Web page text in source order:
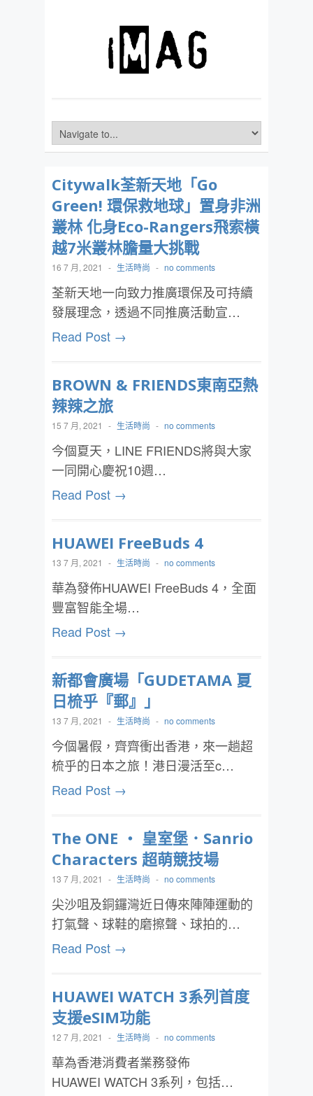
Citywalk荃新天地「Go
Green! 環保救地球」置身非洲
叢林 化身Eco-Rangers飛索橫
越7米叢林膽量大挑戰
16 7 月, 2021 - 生活時尚 - no comments
荃新天地一向致力推廣環保及可持續
發展理念，透過不同推廣活動宣…
Read Post →
BROWN & FRIENDS東南亞熱
辣辣之旅
15 7 月, 2021 - 生活時尚 - no comments
今個夏天，LINE FRIENDS將與大家
一同開心慶祝10週…
Read Post →
HUAWEI FreeBuds 4
13 7 月, 2021 - 生活時尚 - no comments
華為發佈HUAWEI FreeBuds 4，全面
豐富智能全場…
Read Post →
新都會廣場「GUDETAMA 夏
日梳乎『郵』」
13 7 月, 2021 - 生活時尚 - no comments
今個暑假，齊齊衝出香港，來一趟超
梳乎的日本之旅！港日漫活至c…
Read Post →
The ONE ‧ 皇室堡．Sanrio
Characters 超萌競技場
13 7 月, 2021 - 生活時尚 - no comments
尖沙咀及銅鑼灣近日傳來陣陣運動的
打氣聲、球鞋的磨擦聲、球拍的…
Read Post →
HUAWEI WATCH 3系列首度
支援eSIM功能
12 7 月, 2021 - 生活時尚 - no comments
華為香港消費者業務發佈
HUAWEI WATCH 3系列，包括…